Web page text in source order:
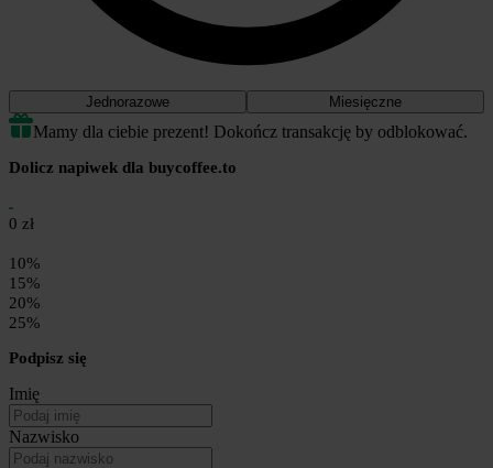
Jednorazowe Miesięczne
Mamy dla ciebie prezent! Dokończ transakcję by odblokować.
Dolicz napiwek dla buycoffee.to
0 zł
10%
15%
20%
25%
Podpisz się
Imię
Nazwisko